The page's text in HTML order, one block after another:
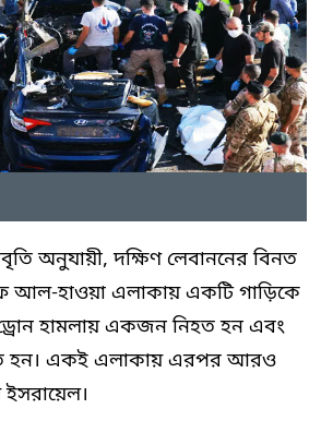
অনুযায়ী, দক্ষিণ লেবাননের বিনত
আল-হাওয়া এলাকায় একটি গাড়িকে
হামলায় একজন নিহত হন এবং
একই এলাকায় এরপর আরও